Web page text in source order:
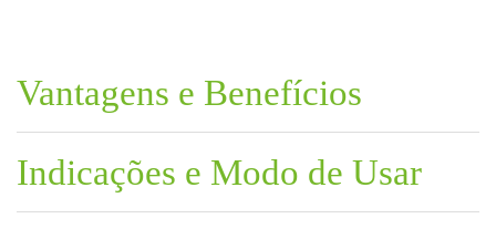
Vantagens e Benefícios
Indicações e Modo de Usar